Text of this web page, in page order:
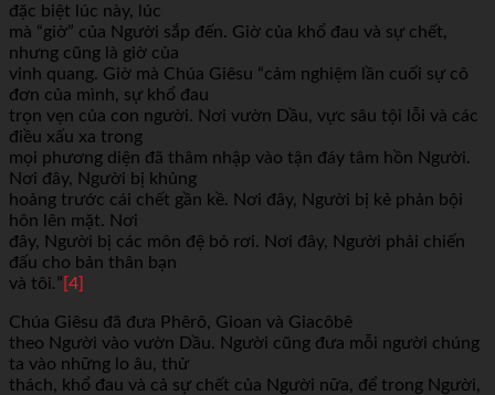
đặc biệt lúc này, lúc
mà “giờ” của Người sắp đến. Giờ của khổ đau và sự chết,
nhưng cũng là giờ của
vinh quang. Giờ mà Chúa Giêsu “cảm nghiệm lần cuối sự cô
đơn của mình, sự khổ đau
trọn vẹn của con người. Nơi vườn Dầu, vực sâu tội lỗi và các
điều xấu xa trong
mọi phương diện đã thâm nhập vào tận đáy tâm hồn Người.
Nơi đây, Người bị khủng
hoảng trước cái chết gần kề. Nơi đây, Người bị kẻ phản bội
hôn lên mặt. Nơi
đây, Người bị các môn đệ bỏ rơi. Nơi đây, Người phải chiến
đấu cho bản thân bạn
và tôi.” [4]
Chúa Giêsu đã đưa Phêrô, Gioan và Giacôbê
theo Người vào vườn Dầu. Người cũng đưa mỗi người chúng
ta vào những lo âu, thử
thách, khổ đau và cả sự chết của Người nữa, để trong Người,